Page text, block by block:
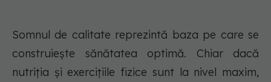
Somnul de calitate reprezintă baza pe care se
construiește sănătatea optimă. Chiar dacă
nutriția și exercițiile fizice sunt la nivel maxim,